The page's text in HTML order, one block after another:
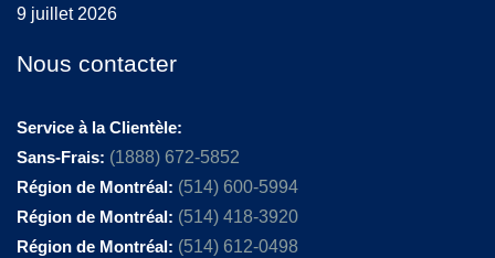
9 juillet 2026
Nous contacter
Service à la Clientèle:
Sans-Frais: (1888) 672-5852
Région de Montréal: (514) 600-5994
Région de Montréal: (514) 418-3920
Région de Montréal: (514) 612-0498